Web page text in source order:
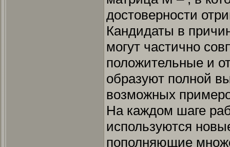
достоверности
Кандидаты в
могут частично
положительные и
образуют полной
возможных
На каждом шаге
используются
пополняющие